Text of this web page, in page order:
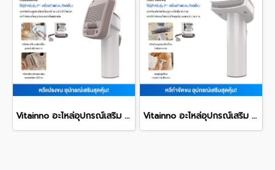
Vitainno อะไหล่อุปกรณ์เสริม รุ่น P1 และ Pet Pro หัวต่อหวีขน Vitainno อะไหล่อุปกรณ์เสริม รุ่น P1 และ Pet Pro หัวต่อแปรงกำจัดขนตาย ขนพันกัน